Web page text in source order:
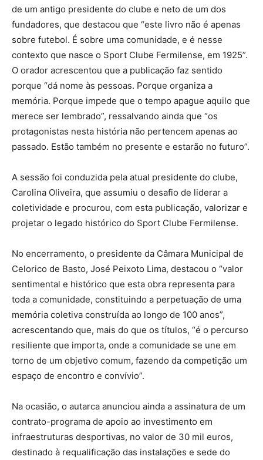
de um antigo presidente do clube e neto de um dos
fundadores, que destacou que “este livro não é apenas
sobre futebol. É sobre uma comunidade, e é nesse
contexto que nasce o Sport Clube Fermilense, em 1925”.
O orador acrescentou que a publicação faz sentido
porque “dá nome às pessoas. Porque organiza a
memória. Porque impede que o tempo apague aquilo que
merece ser lembrado”, ressalvando ainda que “os
protagonistas nesta história não pertencem apenas ao
passado. Estão também no presente e estarão no futuro”.
A sessão foi conduzida pela atual presidente do clube,
Carolina Oliveira, que assumiu o desafio de liderar a
coletividade e procurou, com esta publicação, valorizar e
projetar o legado histórico do Sport Clube Fermilense.
No encerramento, o presidente da Câmara Municipal de
Celorico de Basto, José Peixoto Lima, destacou o “valor
sentimental e histórico que esta obra representa para
toda a comunidade, constituindo a perpetuação de uma
memória coletiva construída ao longo de 100 anos”,
acrescentando que, mais do que os títulos, “é o percurso
resiliente que importa, onde a comunidade se une em
torno de um objetivo comum, fazendo da competição um
espaço de encontro e convívio”.
Na ocasião, o autarca anunciou ainda a assinatura de um
contrato-programa de apoio ao investimento em
infraestruturas desportivas, no valor de 30 mil euros,
destinado à requalificação das instalações e sede do